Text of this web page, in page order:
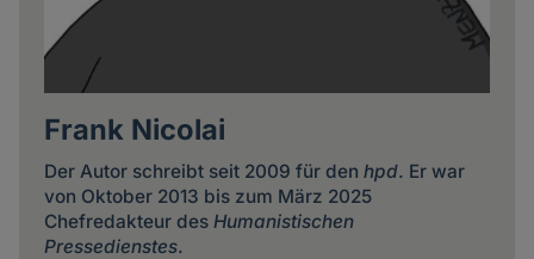
Frank Nicolai
Der Autor schreibt seit 2009 für den hpd. Er war
von Oktober 2013 bis zum März 2025
Chefredakteur des Humanistischen
Pressedienstes.